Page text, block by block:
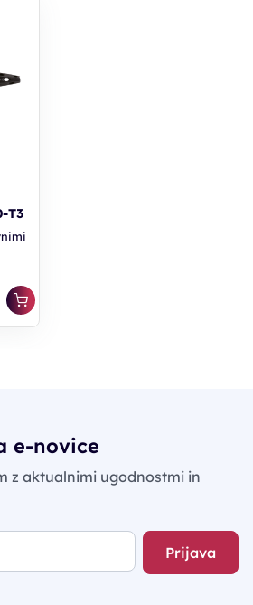
T3
e-novice
z aktualnimi ugodnostmi in
Prijava